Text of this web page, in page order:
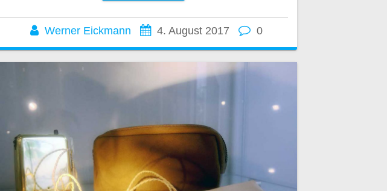
Werner Eickmann 4. August 2017 0